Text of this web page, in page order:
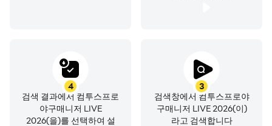
능, http://terms.withhive.com/terms/mobile/policy.html
)에서 확인하실 수 있습니다.
- 게임 관련 문의는 컴투스 고객센터
(https://customer.withhive.com/com2us)로 접수해 주시
3
검색창에서 컴투스프로야
구매니저 LIVE 2026(이)
라고 검색합니다
4
검색 결과에서 컴투스프로
야구매니저 LIVE
2026(을)를 선택하여 설